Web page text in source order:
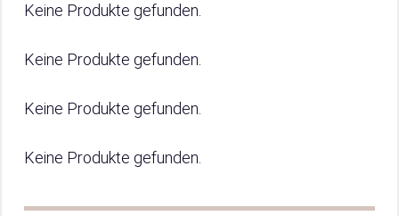
Keine Produkte gefunden.
Keine Produkte gefunden.
Keine Produkte gefunden.
Keine Produkte gefunden.